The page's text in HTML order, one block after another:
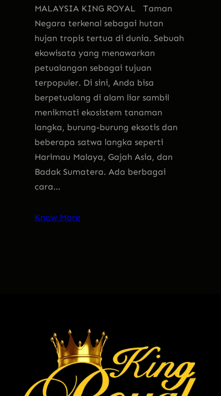
MALAYSIA KING ROYAL Taman
Negara terkenal sebagai hutan
hujan tropis tertua di dunia. Sebuah
ekowisata yang menawarkan
petualangan sebagai tujuan
terpopuler. Di sini, Anda bisa
berpetualang di alam liar sambil
menikmati ekosistem tanaman
langka, burung-burung eksotis dan
beberapa satwa langka seperti
Harimau Malaya, Gajah Asia, dan
Badak Sumatera. Ada berbagai
cara…
Know More